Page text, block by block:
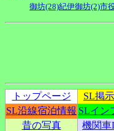
御坊(28)紀伊御坊(2)市
トップページ SL掲
SL沿線宿泊情報 SLイン
昔の写真
機関車